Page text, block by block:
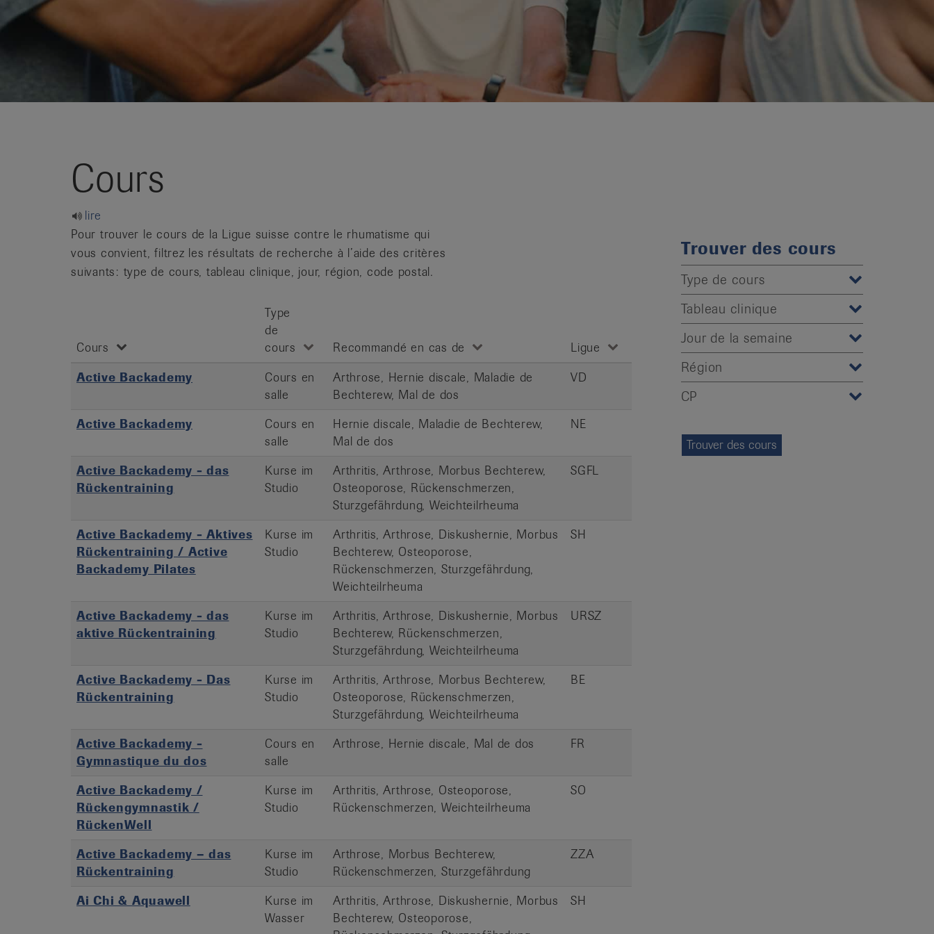
Cours
lire
Trouver des cours
Type de cours
Tableau clinique
Jour de la semaine
Région
CP
Pour trouver le cours de la Ligue suisse contre le rhumatisme qui
vous convient, filtrez les résultats de recherche à l’aide des critères
suivants: type de cours, tableau clinique, jour, région, code postal.
Cours
Type
de
cours
Recommandé en cas de
Ligue
Active Backademy
Cours en
salle
Arthrose, Hernie discale, Maladie de
Bechterew, Mal de dos
VD
Active Backademy
Cours en
salle
Hernie discale, Maladie de Bechterew,
Mal de dos
NE
Active Backademy - das
Rückentraining
Kurse im
Studio
Arthritis, Arthrose, Morbus Bechterew,
Osteoporose, Rückenschmerzen,
Sturzgefährdung, Weichteilrheuma
SGFL
Active Backademy - Aktives
Rückentraining / Active
Backademy Pilates
Kurse im
Studio
Arthritis, Arthrose, Diskushernie, Morbus
Bechterew, Osteoporose,
Rückenschmerzen, Sturzgefährdung,
Weichteilrheuma
SH
Active Backademy - das
aktive Rückentraining
Kurse im
Studio
Arthritis, Arthrose, Diskushernie, Morbus
Bechterew, Rückenschmerzen,
Sturzgefährdung, Weichteilrheuma
URSZ
Active Backademy - Das
Rückentraining
Kurse im
Studio
Arthritis, Arthrose, Morbus Bechterew,
Osteoporose, Rückenschmerzen,
Sturzgefährdung, Weichteilrheuma
BE
Active Backademy -
Gymnastique du dos
Cours en
salle
Arthrose, Hernie discale, Mal de dos FR
Active Backademy /
Rückengymnastik /
RückenWell
Kurse im
Studio
Arthritis, Arthrose, Osteoporose,
Rückenschmerzen, Weichteilrheuma
SO
Active Backademy – das
Rückentraining
Kurse im
Studio
Arthrose, Morbus Bechterew,
Rückenschmerzen, Sturzgefährdung
ZZA
Ai Chi & Aquawell
Kurse im
Wasser
Arthritis, Arthrose, Diskushernie, Morbus
Bechterew, Osteoporose,
SH